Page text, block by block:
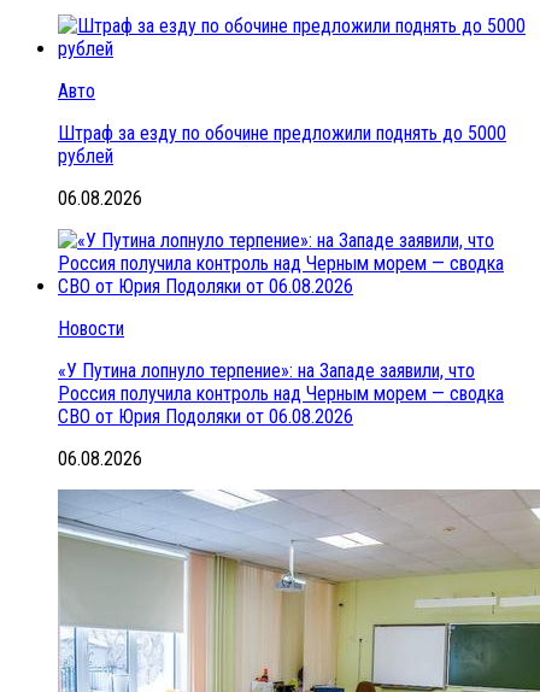
Авто
Штраф за езду по обочине предложили поднять до 5000
рублей
06.08.2026
Новости
«У Путина лопнуло терпение»: на Западе заявили, что
Россия получила контроль над Черным морем — сводка
СВО от Юрия Подоляки от 06.08.2026
06.08.2026